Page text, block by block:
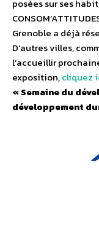
posées sur ses
Grenoble a déjà
D’autres villes,
l’accueillir
exposition,cliquez
« Semaine du
développement